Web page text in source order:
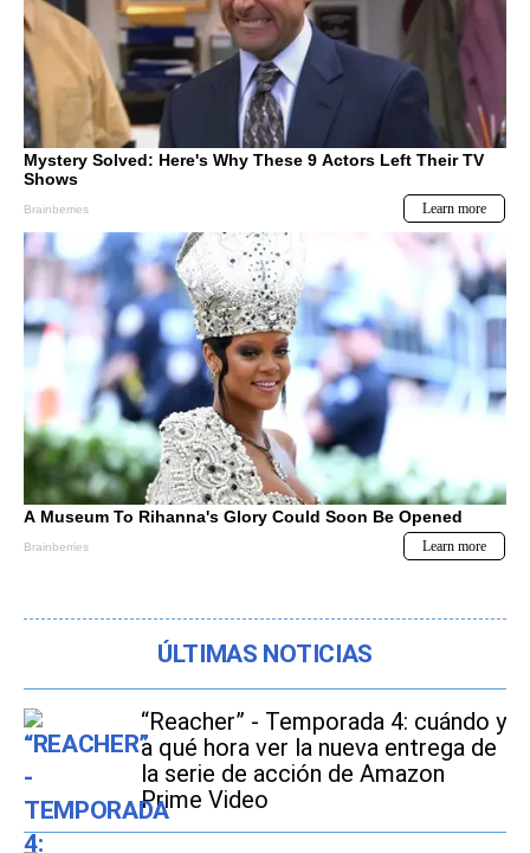
ÚLTIMAS NOTICIAS
“Reacher” - Temporada 4: cuándo y
a qué hora ver la nueva entrega de
la serie de acción de Amazon
Prime Video